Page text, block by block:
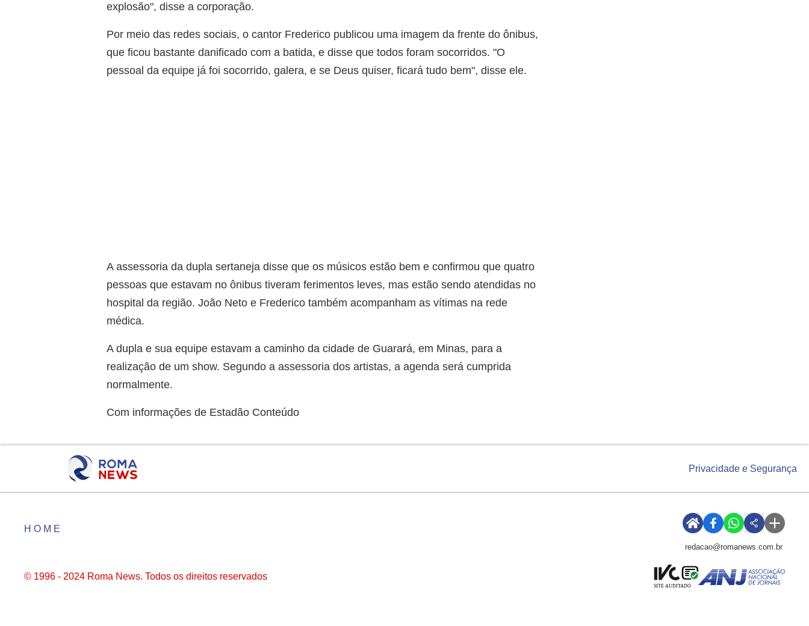
explosão", disse a corporação.
Por meio das redes sociais, o cantor Frederico publicou uma imagem da frente do ônibus,
que ficou bastante danificado com a batida, e disse que todos foram socorridos. "O
pessoal da equipe já foi socorrido, galera, e se Deus quiser, ficará tudo bem", disse ele.
A assessoria da dupla sertaneja disse que os músicos estão bem e confirmou que quatro
pessoas que estavam no ônibus tiveram ferimentos leves, mas estão sendo atendidas no
hospital da região. João Neto e Frederico também acompanham as vítimas na rede
médica.
A dupla e sua equipe estavam a caminho da cidade de Guarará, em Minas, para a
realização de um show. Segundo a assessoria dos artistas, a agenda será cumprida
normalmente.
Com informações de Estadão Conteúdo
Privacidade e Segurança
HOME
redacao@romanews.com.br
© 1996 - 2024 Roma News. Todos os direitos reservados
SITE AUDITADO